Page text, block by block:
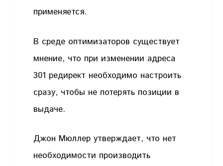
применяется.
В среде оптимизаторов существует
мнение, что при изменении адреса
301 редирект необходимо настроить
сразу, чтобы не потерять позиции в
выдаче.
Джон Мюллер утверждает, что нет
необходимости производить